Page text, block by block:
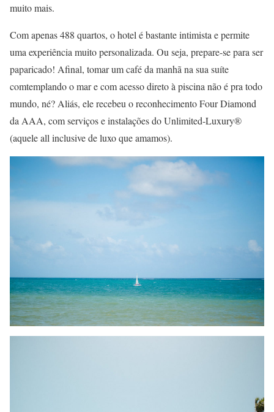
muito mais.
Com apenas 488 quartos, o hotel é bastante intimista e permite
uma experiência muito personalizada. Ou seja, prepare-se para ser
paparicado! Afinal, tomar um café da manhã na sua suíte
comtemplando o mar e com acesso direto à piscina não é pra todo
mundo, né? Aliás, ele recebeu o reconhecimento Four Diamond
da AAA, com serviços e instalações do Unlimited-Luxury®
(aquele all inclusive de luxo que amamos).